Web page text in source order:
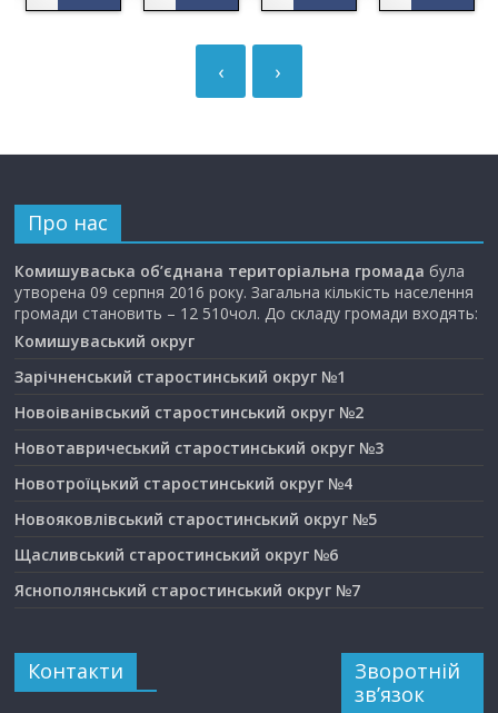
›
‹
Про нас
Комишуваська об’єднана територіальна громада була
утворена 09 серпня 2016 року. Загальна кількість населення
громади становить – 12 510чол. До складу громади входять:
Комишуваський округ
Зарічненський старостинський округ №1
Новоіванівський старостинський округ №2
Новотавричеський старостинський округ №3
Новотроїцький старостинський округ №4
Новояковлівський старостинський округ №5
Щасливський старостинський округ №6
Яснополянський старостинський округ №7
Контакти
Зворотній
зв’язок